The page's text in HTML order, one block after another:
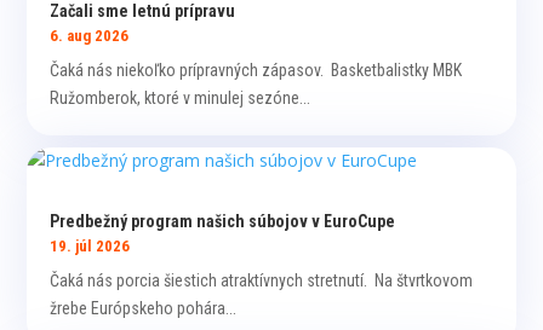
Začali sme letnú prípravu
6. aug 2026
Čaká nás niekoľko prípravných zápasov. Basketbalistky MBK
Ružomberok, ktoré v minulej sezóne...
Predbežný program našich súbojov v EuroCupe
19. júl 2026
Čaká nás porcia šiestich atraktívnych stretnutí. Na štvrtkovom
žrebe Európskeho pohára...